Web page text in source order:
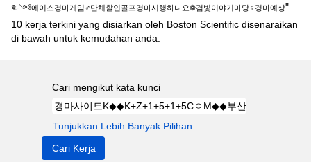
화༺에이스경마게임♂단체할인골프경마시행하나요❁검빛이야기마당♀경마예상".
10 kerja terkini yang disiarkan oleh Boston Scientific disenaraikan
di bawah untuk kemudahan anda.
Cari mengikut kata kunci
Tunjukkan Lebih Banyak Pilihan